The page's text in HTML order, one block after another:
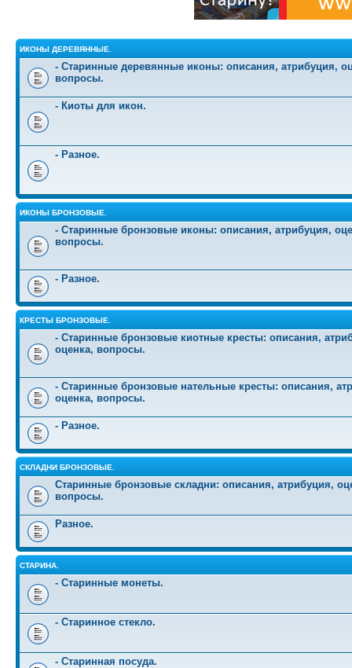
ИКОНЫ ДЕРЕВЯННЫЕ.
- Старинные деревянные иконы: описания, атрибуция,
вопросы.
- Киоты для икон.
- Разное.
ИКОНЫ БРОНЗОВЫЕ.
- Старинные бронзовые иконы: описания, атрибуция,
вопросы.
- Разное.
КРЕСТЫ БРОНЗОВЫЕ.
- Старинные бронзовые киотные кресты: описания,
оценка, вопросы.
- Старинные бронзовые нательные кресты: описания,
оценка, вопросы.
- Разное.
СКЛАДНИ БРОНЗОВЫЕ.
Старинные бронзовые складни: описания, атрибуция,
вопросы.
Разное.
СТАРИНА.
- Старинные монеты.
- Старинное стекло.
- Старинная посуда.